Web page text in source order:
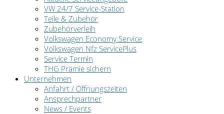
VW 24/7 Service-Station
Teile & Zubehör
Zubehörverleih
Volkswagen Economy Service
Volkswagen Nfz ServicePlus
Service Termin
THG Prämie sichern
Unternehmen
Anfahrt / Öffnungszeiten
Ansprechpartner
News / Events